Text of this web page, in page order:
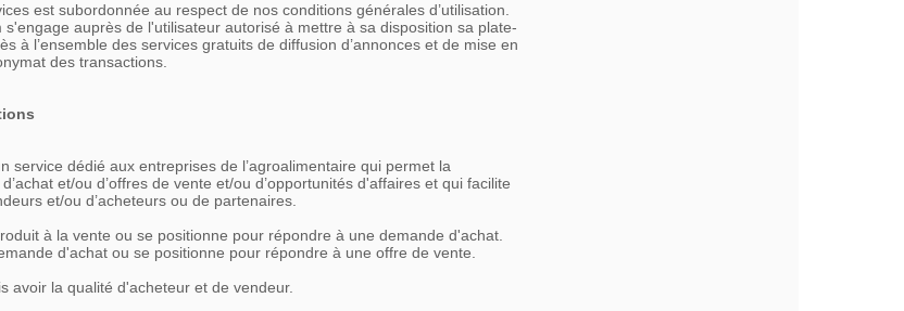
est subordonnée au respect de nos conditions générales d’utilisation.
auprès de l'utilisateur autorisé à mettre à sa disposition sa plate-
à l’ensemble des services gratuits de diffusion d’annonces et de mise en
des transactions.
service dédié aux entreprises de l’agroalimentaire qui permet la
et/ou d’offres de vente et/ou d’opportunités d'affaires et qui facilite
et/ou d’acheteurs ou de partenaires.
à la vente ou se positionne pour répondre à une demande d'achat.
d'achat ou se positionne pour répondre à une offre de vente.
avoir la qualité d'acheteur et de vendeur.